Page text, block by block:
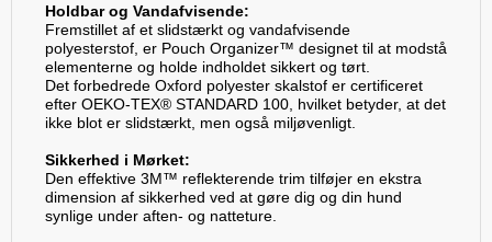
Holdbar og Vandafvisende:
Fremstillet af et slidstærkt og vandafvisende
polyesterstof, er Pouch Organizer™ designet til at modstå
elementerne og holde indholdet sikkert og tørt.
Det forbedrede Oxford polyester skalstof er certificeret
efter OEKO-TEX® STANDARD 100, hvilket betyder, at det
ikke blot er slidstærkt, men også miljøvenligt.
Sikkerhed i Mørket:
Den effektive 3M™ reflekterende trim tilføjer en ekstra
dimension af sikkerhed ved at gøre dig og din hund
synlige under aften- og natteture.